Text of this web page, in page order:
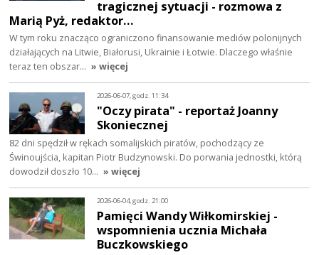
tragicznej sytuacji - rozmowa z
Marią Pyż, redaktor…
W tym roku znacząco ograniczono finansowanie mediów polonijnych
działających na Litwie, Białorusi, Ukrainie i Łotwie. Dlaczego właśnie
teraz ten obszar… » więcej
2026-06-07, godz. 11:34
"Oczy pirata" - reportaż Joanny
Skoniecznej
82 dni spędził w rękach somalijskich piratów, pochodzący ze
Świnoujścia, kapitan Piotr Budzynowski. Do porwania jednostki, którą
dowodził doszło 10… » więcej
2026-06-04, godz. 21:00
Pamięci Wandy Wiłkomirskiej -
wspomnienia ucznia Michała
Buczkowskiego